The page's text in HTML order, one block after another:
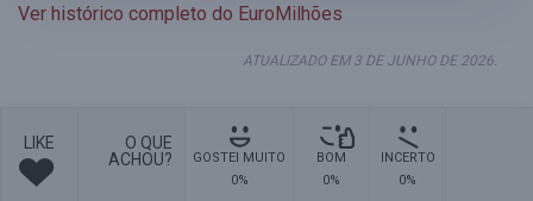
Ver histórico completo do EuroMilhões
ATUALIZADO EM 3 DE JUNHO DE 2026.
LIKE
O QUE
ACHOU?
GOSTEI MUITO
0%
BOM
0%
INCERTO
0%